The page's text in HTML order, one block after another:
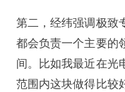
第二，经纬强调极致
都会负责一个主要的
间。比如我最近在光
范围内这块做得比较